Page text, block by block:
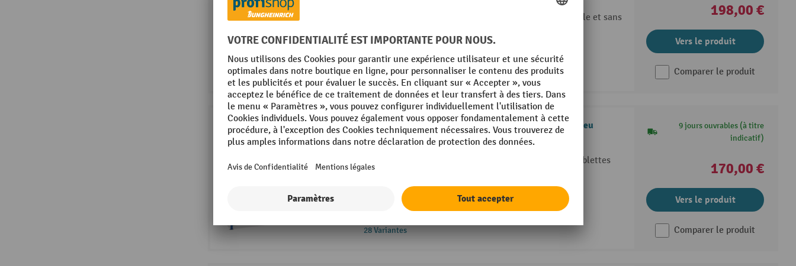
Montage facile grâce au système enfichable simple et sans
6 tablettes comprises
15 Variantes
198,00 €
Vers le produit
Comparer le produit
Rayonnage à tablettes SCHULTE, travée auxiliaire, bleu
gentiane/galvanisé
Travée auxiliaire de rayonnage à tablettes avec tablettes
Rayonnage en acier avec accès d’un seul côté
6 tablettes galvanisées et cadre thermolaqué
28 Variantes
9 jours ouvrables (à titre
indicatif)
170,00 €
Vers le produit
Comparer le produit